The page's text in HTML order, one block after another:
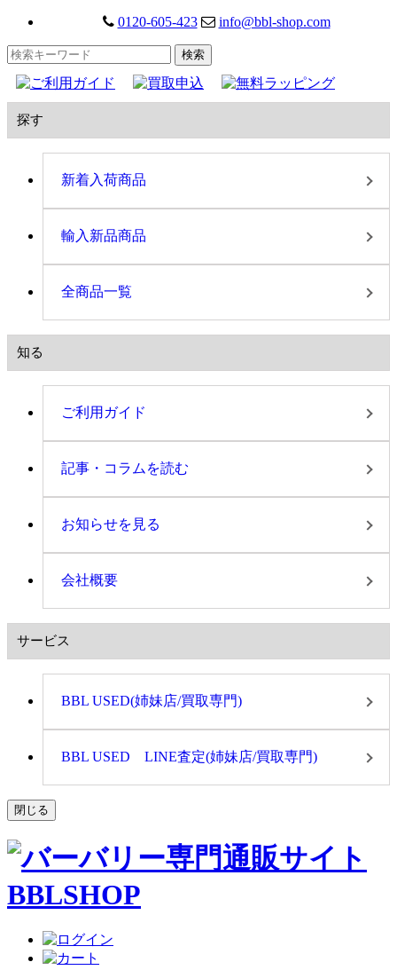
0120-605-423 info@bbl-shop.com
探す
新着入荷商品
輸入新品商品
全商品一覧
知る
ご利用ガイド
記事・コラムを読む
お知らせを見る
会社概要
サービス
BBL USED(姉妹店/買取専門)
BBL USED LINE査定(姉妹店/買取専門)
閉じる